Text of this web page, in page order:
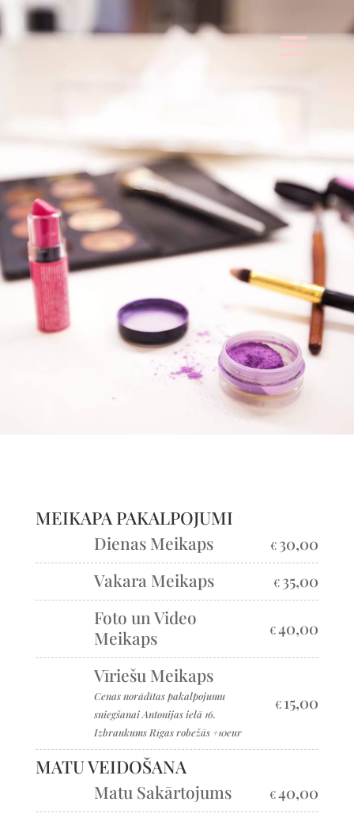
Cenas
MEIKAPA PAKALPOJUMI
Dienas Meikaps € 30,00
Vakara Meikaps € 35,00
Foto un Video
Meikaps
€40,00
Vīriešu Meikaps
Cenas norādītas pakalpojumu
sniegšanai Antonijas ielā 16.
Izbraukums Rīgas robežās +10eur
€ 15,00
MATU VEIDOŠANA
Matu Sakārtojums €40,00